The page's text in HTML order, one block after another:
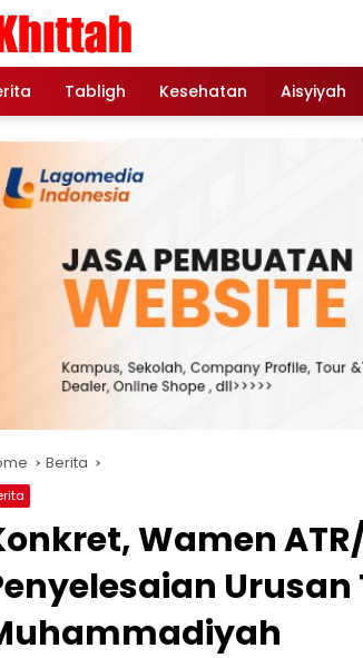
Tabligh Kesehatan Aisyiyah
Berita
Wamen
Urusan